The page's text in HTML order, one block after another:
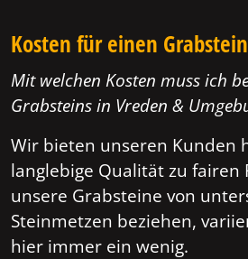
Kosten für einen Grabstein
Mit welchen Kosten muss ich
Grabsteins in Vreden &
Wir bieten unseren Kunden
langlebige Qualität zu fairen
unsere Grabsteine von
Steinmetzen beziehen,
hier immer ein wenig.